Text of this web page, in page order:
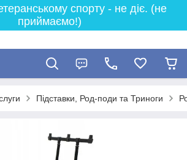
спорту - не діє. (не
приймаємо!)
Підставки, Род-поди та Триноги